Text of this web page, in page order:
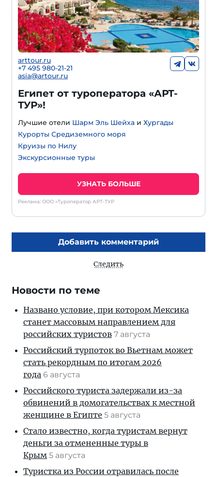
arttour.ru
+7 495 980-21-21
asia@artour.ru
Египет от туроператора «АРТ-
ТУР»!
Лучшие отели Шарм Эль Шейха и Хургады
Курорты Средиземного моря
Круизы по Нилу
Экскурсионные туры
УЗНАТЬ БОЛЬШЕ
Реклама: ООО «Туроператор АРТ-ТУР
Добавить комментарий
Следить
Новости по теме
Названо условие, при котором Мексика
станет массовым направлением для
российских туристов 7 августа
Российский турпоток во Вьетнам может
стать рекордным по итогам 2026
года 6 августа
Российского туриста задержали из-за
обвинений в домогательствах к местной
женщине в Египте 5 августа
Стало известно, когда туристам вернут
деньги за отмененные туры в
Крым 5 августа
Туристка из России отравилась после